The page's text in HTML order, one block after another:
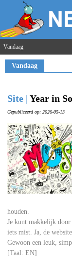
Vandaag
Vandaag
Site | Year in
Gepubliceerd op: 2026-05-13
houden.
Je kunt makkelijk door
iets mist. Ja, de
Gewoon een leuk,
[Taal: EN]